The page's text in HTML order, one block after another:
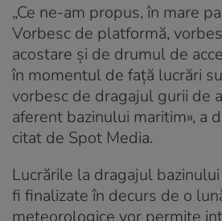
„Ce ne-am propus, în mare
Vorbesc de platformă,
acostare și de drumul de
în momentul de față lucrări
vorbesc de dragajul gurii de
aferent bazinului maritim», a
citat de Spot Media.
Lucrările la dragajul
fi finalizate în decurs de o
meteorologice vor permite